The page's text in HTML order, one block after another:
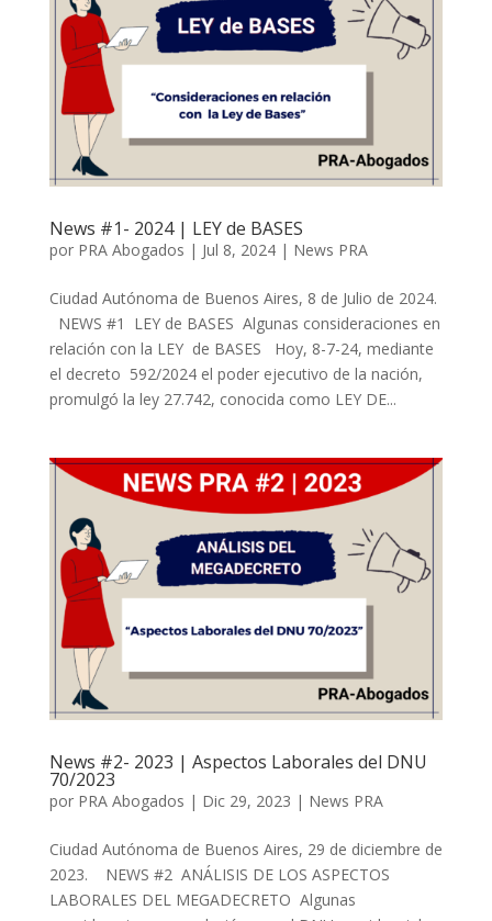
News #1- 2024 | LEY de BASES
por PRA Abogados | Jul 8, 2024| News PRA
Ciudad Autónoma de Buenos Aires, 8 de Julio de 2024.
NEWS #1 LEY de BASES Algunas consideraciones en
relación con la LEY de BASES Hoy, 8-7-24, mediante
el decreto 592/2024 el poder ejecutivo de la nación,
promulgó la ley 27.742, conocida como LEY DE...
News #2- 2023 | Aspectos Laborales del DNU
70/2023
por PRA Abogados | Dic 29, 2023 | News PRA
Ciudad Autónoma de Buenos Aires, 29 de diciembre de
2023. NEWS #2 ANÁLISIS DE LOS ASPECTOS
LABORALES DEL MEGADECRETO Algunas